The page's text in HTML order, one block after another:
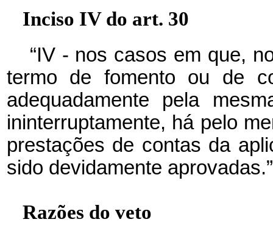
Inciso IV do art. 30
“IV - nos casos em que,
termo de fomento ou de
adequadamente pela
ininterruptamente, há pelo
prestações de contas da
sido devidamente aprovadas.”
Razões do veto